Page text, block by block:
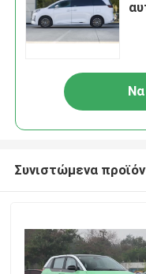
Να
Συνιστώμενα